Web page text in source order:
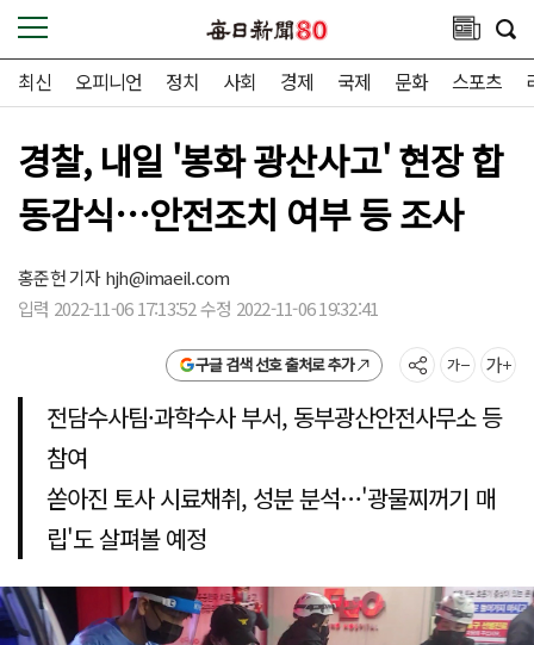
최신 오피니언 정치 사회 경제 국제 문화 스포츠
경찰, 내일 '봉화 광산사고' 현장 합
동감식…안전조치 여부 등 조사
홍준헌 기자hjh@imaeil.com
입력 2022-11-06 17:13:52 수정 2022-11-06 19:32:41
구글 검색 선호 출처로 추가
전담수사팀·과학수사 부서, 동부광산안전사무소 등
참여
쏟아진 토사 시료채취, 성분 분석…'광물찌꺼기 매
립'도 살펴볼 예정